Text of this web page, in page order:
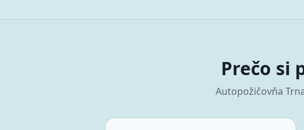
Prečo si
Autopožičovňa